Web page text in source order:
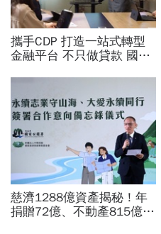
攜手CDP 打造一站式轉型
金融平台 不只做貸款 國泰
慈濟1288億資產揭秘！年
捐贈72億、不動產815億…